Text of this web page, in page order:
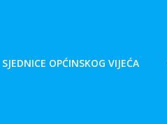
SJEDNICE OPĆINSKOG VIJEĆA